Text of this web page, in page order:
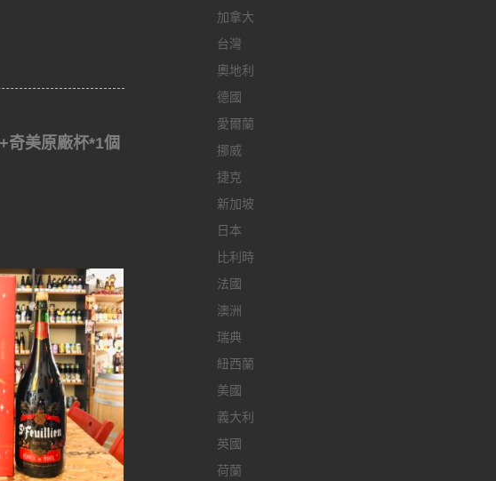
奇美原廠杯*1個
加拿大
台灣
奧地利
德國
愛爾蘭
挪威
捷克
新加坡
日本
比利時
法國
澳洲
瑞典
紐西蘭
美國
義大利
英國
荷蘭